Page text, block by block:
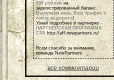
500 рублей на
зарегистрированный баланс.
Выкупаем весь Ваш трафик с
сайта за дорого!
Узнай подробнее в партнерке -
ПАРТНЕРСКАЯ ПРОГРАММА
СРА http://aff.newpartners.ru/
Всем спасибо за внимание,
команда NewPartners
все комментарии